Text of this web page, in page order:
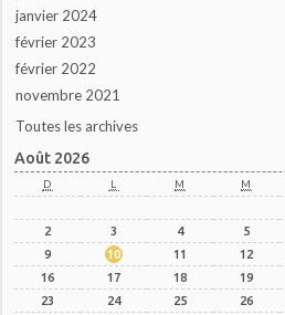
janvier 2024
février 2023
février 2022
novembre 2021
Toutes les archives
Août 2026
D L M M
2
3 4 5
9
10 11 12
16
17 18 19
23
24 25 26